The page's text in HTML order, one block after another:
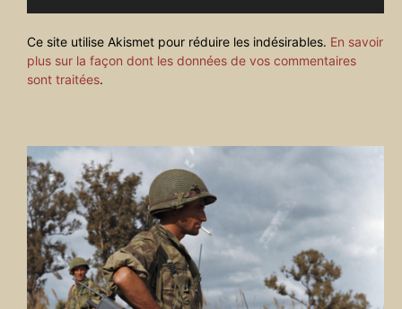
Ce site utilise Akismet pour réduire les indésirables. En savoir
plus sur la façon dont les données de vos commentaires
sont traitées.